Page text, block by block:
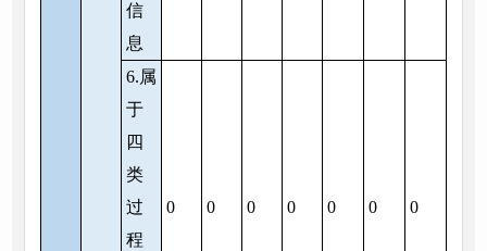
信
息
6.属
于
四
类
过
程
0 0 0 0 0 0 0